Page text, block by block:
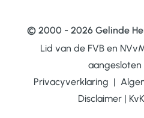
© 2000 - 2026 Gelinde
Lid van de FVB en
aangesloten
Privacyverklaring |
Disclaimer |